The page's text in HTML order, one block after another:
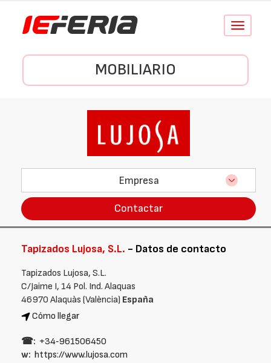
Conmutar
MOBILIARIO
Empresa
Contactar
Tapizados Lujosa, S.L. - Datos de contacto
Tapizados Lujosa, S.L.
C/Jaime I, 14 Pol. Ind. Alaquas
46970 Alaquàs (València) España
Cómo llegar
☎: +34‑961506450
w: https://www.lujosa.com